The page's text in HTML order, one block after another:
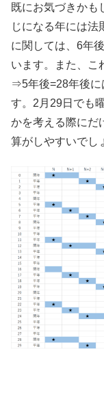
既にお気づきかも
じになる年には法
に関しては、6年
います。また、
⇒5年後=28年後に
す。2月29日でも
かを考える際にだ
算がしやすいでし